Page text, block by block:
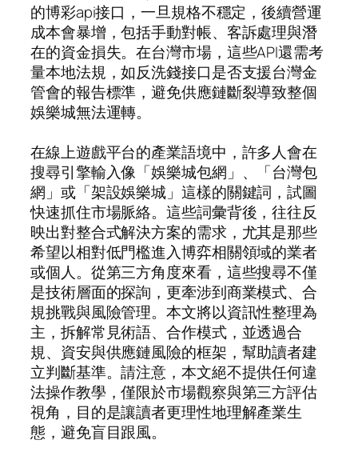
的博彩api接口，一旦規格不穩定，後續營運
成本會暴增，包括手動對帳、客訴處理與潛
在的資金損失。在台灣市場，這些API還需考
量本地法規，如反洗錢接口是否支援台灣金
管會的報告標準，避免供應鏈斷裂導致整個
娛樂城無法運轉。
在線上遊戲平台的產業語境中，許多人會在
搜尋引擎輸入像「娛樂城包網」、「台灣包
網」或「架設娛樂城」這樣的關鍵詞，試圖
快速抓住市場脈絡。這些詞彙背後，往往反
映出對整合式解決方案的需求，尤其是那些
希望以相對低門檻進入博弈相關領域的業者
或個人。從第三方角度來看，這些搜尋不僅
是技術層面的探詢，更牽涉到商業模式、合
規挑戰與風險管理。本文將以資訊性整理為
主，拆解常見術語、合作模式，並透過合
規、資安與供應鏈風險的框架，幫助讀者建
立判斷基準。請注意，本文絕不提供任何違
法操作教學，僅限於市場觀察與第三方評估
視角，目的是讓讀者更理性地理解產業生
態，避免盲目跟風。